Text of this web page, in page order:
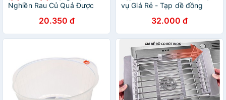
Nghiền Rau Củ Quả Được
Cho Nhà Bếp 88267
20.350 đ
vụ Giá Rẻ - Tạp dề đồng
sẵn hàng kèm video
32.000 đ